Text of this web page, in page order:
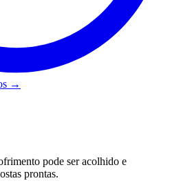
→
pode ser acolhido e
prontas.